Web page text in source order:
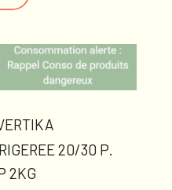
20/30 P.
2KG